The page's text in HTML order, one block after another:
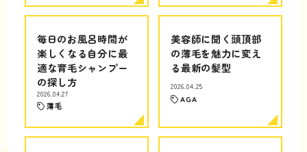
毎日のお風呂時間が
楽しくなる自分に最
適な育毛シャンプー
の探し方
2026.04.27
薄毛
美容師に聞く頭頂部
の薄毛を魅力に変え
る最新の髪型
2026.04.25
AGA